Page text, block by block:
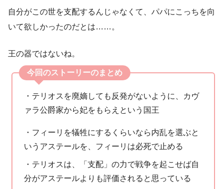
自分がこの世を支配するんじゃなくて、パパにこっちを向
いて欲しかったのだとは……。
王の器ではないね。
今回のストーリーのまとめ
・テリオスを廃嫡しても反発がないように、カヴ
ァラ公爵家から妃をもらえという国王
・フィーリを犠牲にするくらいなら内乱を選ぶと
いうアステールを、フィーリは必死で止める
・テリオスは、「支配」の力で戦争を起こせば自
分がアステールよりも評価されると思っている